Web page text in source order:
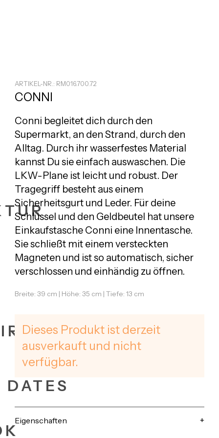
DATES
ARTIKEL-NR.: RM016.700.72
CONNI
Conni begleitet dich durch den
Supermarkt, an den Strand, durch den
Alltag. Durch ihr wasserfestes Material
kannst Du sie einfach auswaschen. Die
LKW-Plane ist leicht und robust. Der
Tragegriff besteht aus einem
Sicherheitsgurt und Leder. Für deine
Schlüssel und den Geldbeutel hat unsere
Einkaufstasche Conni eine Innentasche.
Sie schließt mit einem versteckten
Magneten und ist so automatisch, sicher
verschlossen und einhändig zu öffnen.
Breite: 39 cm | Höhe: 35 cm | Tiefe: 13 cm
Dieses Produkt ist derzeit
ausverkauft und nicht
verfügbar.
Eigenschaften